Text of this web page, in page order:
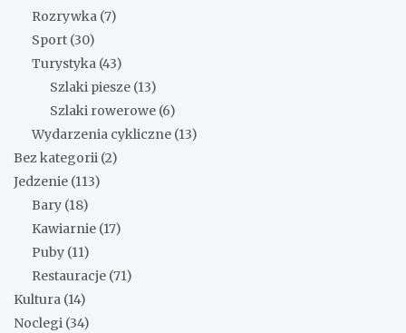
Rozrywka (7)
Sport (30)
Turystyka (43)
Szlaki piesze (13)
Szlaki rowerowe (6)
Wydarzenia cykliczne (13)
Bez kategorii (2)
Jedzenie (113)
Bary (18)
Kawiarnie (17)
Puby (11)
Restauracje (71)
Kultura (14)
Noclegi (34)